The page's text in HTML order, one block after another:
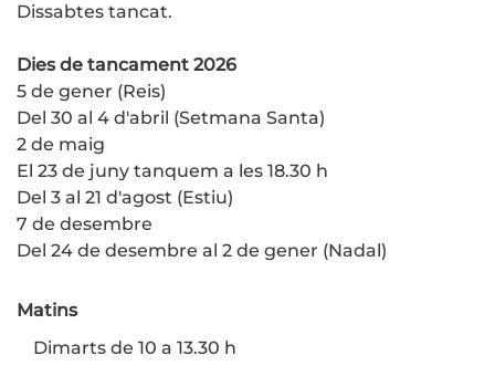
Dissabtes tancat.
Dies de tancament 2026
5 de gener (Reis)
Del 30 al 4 d'abril (Setmana Santa)
2 de maig
El 23 de juny tanquem a les 18.30 h
Del 3 al 21 d'agost (Estiu)
7 de desembre
Del 24 de desembre al 2 de gener (Nadal)
Matins
Dimarts de 10 a 13.30 h